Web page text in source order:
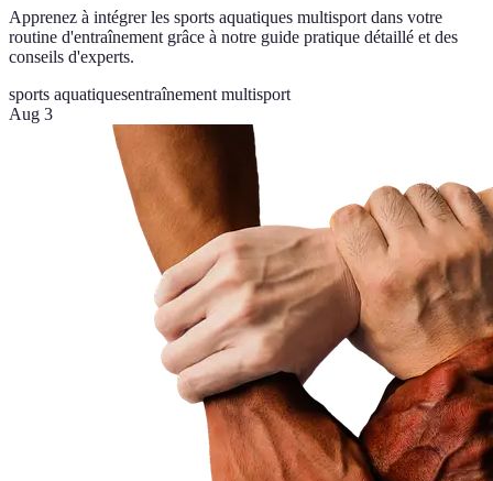
Apprenez à intégrer les sports aquatiques multisport dans votre
routine d'entraînement grâce à notre guide pratique détaillé et des
conseils d'experts.
sports aquatiquesentraînement multisport
Aug 3